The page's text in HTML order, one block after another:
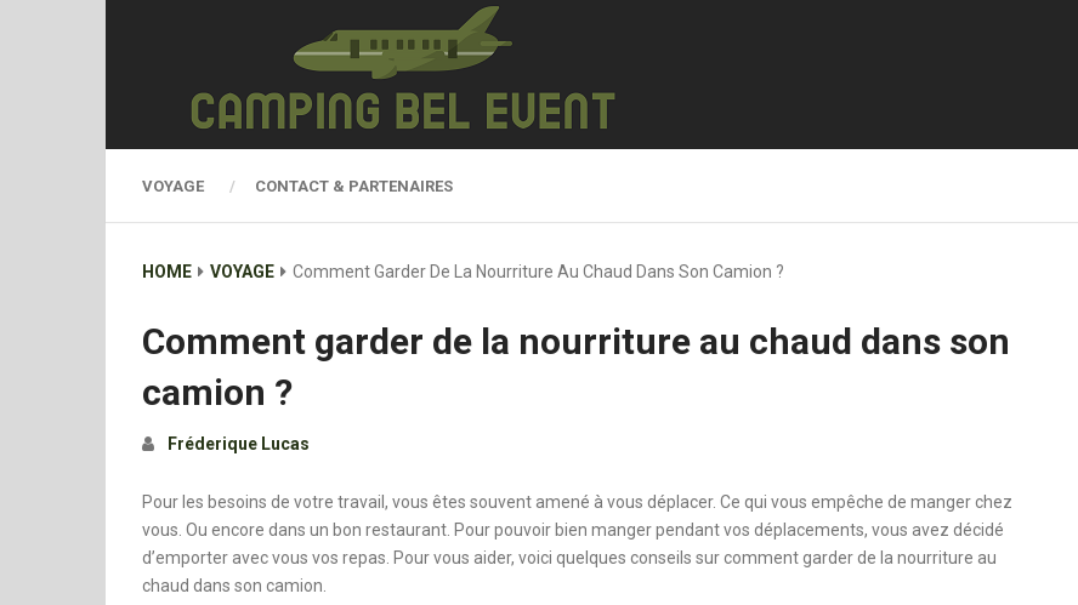
VOYAGE CONTACT & PARTENAIRES
HOME VOYAGE Comment Garder De La Nourriture Au Chaud Dans Son Camion ?
Comment garder de la nourriture au chaud dans son
camion ?
Fréderique Lucas
Pour les besoins de votre travail, vous êtes souvent amené à vous déplacer. Ce qui vous empêche de manger chez
vous. Ou encore dans un bon restaurant. Pour pouvoir bien manger pendant vos déplacements, vous avez décidé
d’emporter avec vous vos repas. Pour vous aider, voici quelques conseils sur comment garder de la nourriture au
chaud dans son camion.